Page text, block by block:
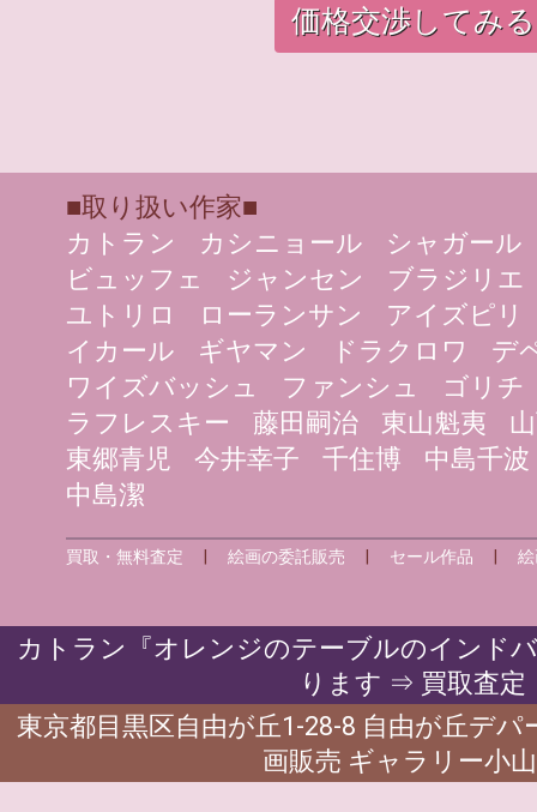
価格交渉してみる
■取り扱い作家■
カトラン
カシニョール
シャガール
ビュッフェ
ジャンセン
ブラジリエ
ユトリロ
ローランサン
アイズピリ
イカール
ギヤマン ドラクロワ
デ
ワイズバッシュ
ファンシュ
ゴリチ
ラフレスキー
藤田嗣治 東山魁夷
東郷青児
今井幸子 千住博
中島千波
中島潔
買取・無料査定 |絵画の委託販売 セール作品 |
カトラン『オレンジのテーブルのインド
ります ⇒ 買取査定
東京都目黒区自由が丘1-28-8 自由が丘デ
画販売 ギャラリー小